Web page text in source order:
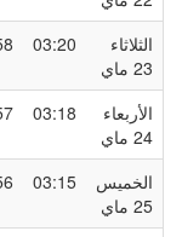
03:20
05:58
03:18
05:57
03:15
05:56